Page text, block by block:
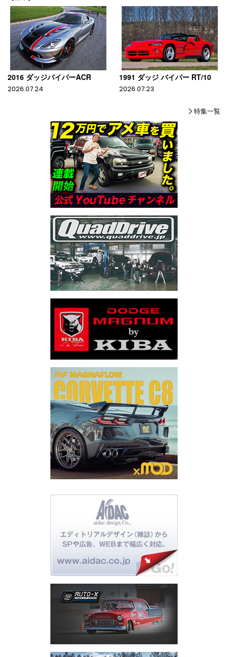
2016 ダッジバイパーACR
2026.07.24
1991 ダッジ バイパー RT/10
2026.07.23
特集一覧